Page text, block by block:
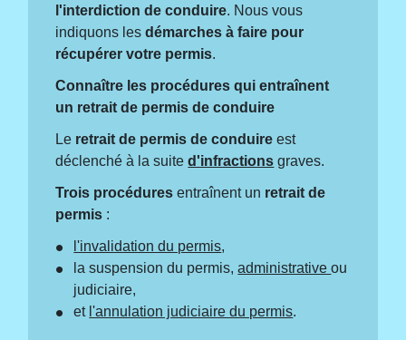
l'interdiction de conduire. Nous vous
indiquons lesdémarches à faire pour
récupérer votre permis.
Connaître les procédures qui entraînent
un retrait de permis de conduire
Le retrait de permis de conduire est
déclenché à la suited'infractions graves.
Trois procédures entraînent un retrait de
permis :
l'invalidation du permis,
la suspension du permis,administrativeou
judiciaire,
et l'annulation judiciaire du permis.